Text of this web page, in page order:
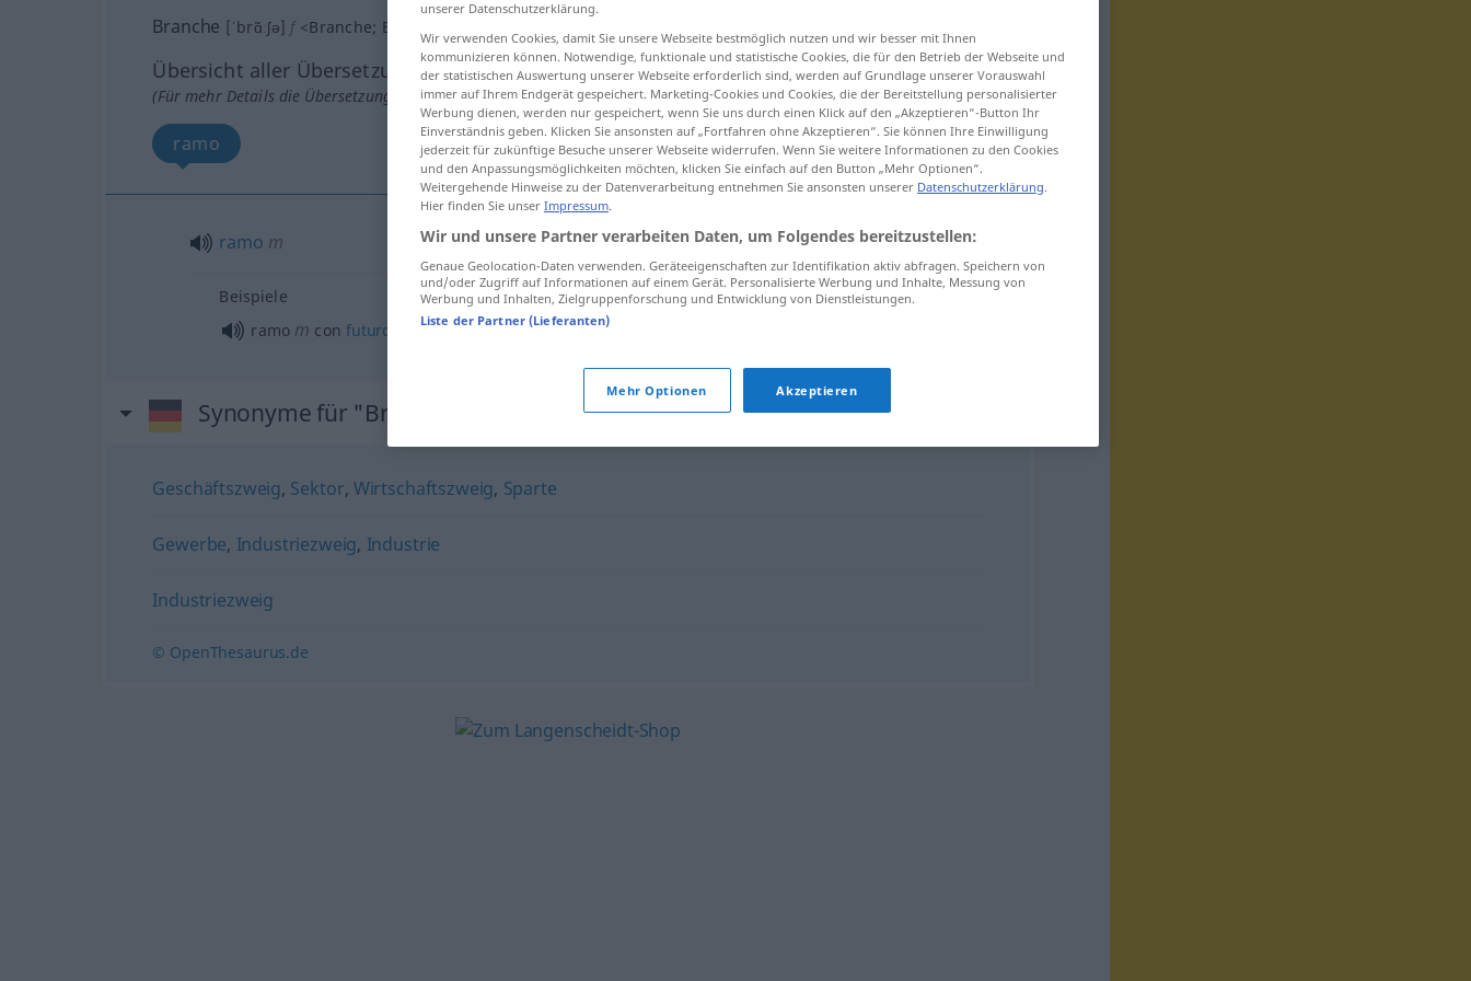
Branche [ˈbrɑ̃ːʃə] f <Branche; Branchen
Übersicht aller Übersetzungen
(Für mehr Details die Übersetzung anklicken/antippen)
ramo
ramo m Branche
Beispiele
ramom con futuro
Synonyme für "Branche"
Geschäftszweig, Sektor, Wirtschaftszweig, Sparte
Gewerbe, Industriezweig, Industrie
Industriezweig
© OpenThesaurus.de
unserer Datenschutzerklärung.
Wir verwenden Cookies, damit Sie unsere Webseite bestmöglich nutzen und wir besser mit Ihnen
kommunizieren können. Notwendige, funktionale und statistische Cookies, die für den Betrieb der Webseite und
der statistischen Auswertung unserer Webseite erforderlich sind, werden auf Grundlage unserer Vorauswahl
immer auf Ihrem Endgerät gespeichert. Marketing-Cookies und Cookies, die der Bereitstellung personalisierter
Werbung dienen, werden nur gespeichert, wenn Sie uns durch einen Klick auf den „Akzeptieren“-Button Ihr
Einverständnis geben. Klicken Sie ansonsten auf „Fortfahren ohne Akzeptieren“. Sie können Ihre Einwilligung
jederzeit für zukünftige Besuche unserer Webseite widerrufen. Wenn Sie weitere Informationen zu den Cookies
und den Anpassungsmöglichkeiten möchten, klicken Sie einfach auf den Button „Mehr Optionen“.
Weitergehende Hinweise zu der Datenverarbeitung entnehmen Sie ansonsten unserer Datenschutzerklärung.
Hier finden Sie unser Impressum.
Wir und unsere Partner verarbeiten Daten, um Folgendes bereitzustellen:
Genaue Geolocation-Daten verwenden. Geräteeigenschaften zur Identifikation aktiv abfragen. Speichern von
und/oder Zugriff auf Informationen auf einem Gerät. Personalisierte Werbung und Inhalte, Messung von
Werbung und Inhalten, Zielgruppenforschung und Entwicklung von Dienstleistungen.
Liste der Partner (Lieferanten)
Mehr Optionen Akzeptieren